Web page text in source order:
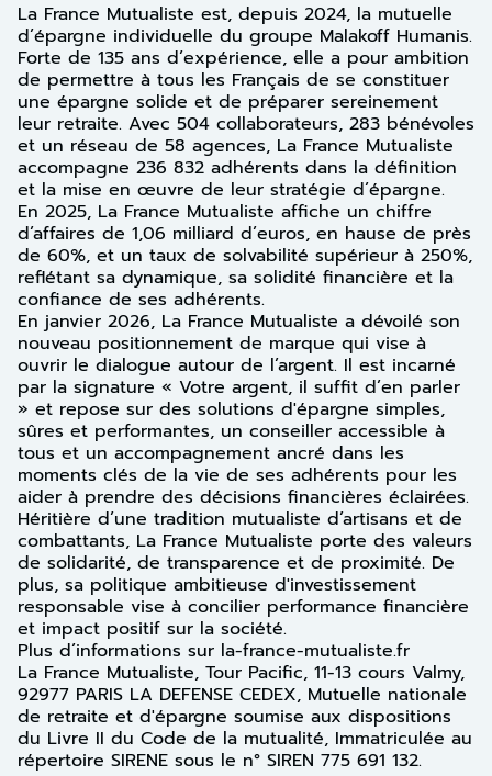
La France Mutualiste est, depuis 2024, la mutuelle
d’épargne individuelle du groupe Malakoff Humanis.
Forte de 135 ans d’expérience, elle a pour ambition
de permettre à tous les Français de se constituer
une épargne solide et de préparer sereinement
leur retraite. Avec 504 collaborateurs, 283 bénévoles
et un réseau de 58 agences, La France Mutualiste
accompagne 236 832 adhérents dans la définition
et la mise en œuvre de leur stratégie d’épargne.
En 2025, La France Mutualiste affiche un chiffre
d’affaires de 1,06 milliard d’euros, en hause de près
de 60%, et un taux de solvabilité supérieur à 250%,
reflétant sa dynamique, sa solidité financière et la
confiance de ses adhérents.
En janvier 2026, La France Mutualiste a dévoilé son
nouveau positionnement de marque qui vise à
ouvrir le dialogue autour de l’argent. Il est incarné
par la signature « Votre argent, il suffit d’en parler
» et repose sur des solutions d'épargne simples,
sûres et performantes, un conseiller accessible à
tous et un accompagnement ancré dans les
moments clés de la vie de ses adhérents pour les
aider à prendre des décisions financières éclairées.
Héritière d’une tradition mutualiste d’artisans et de
combattants, La France Mutualiste porte des valeurs
de solidarité, de transparence et de proximité. De
plus, sa politique ambitieuse d'investissement
responsable vise à concilier performance financière
et impact positif sur la société.
Plus d’informations sur la-france-mutualiste.fr
La France Mutualiste, Tour Pacific, 11-13 cours Valmy,
92977 PARIS LA DEFENSE CEDEX, Mutuelle nationale
de retraite et d'épargne soumise aux dispositions
du Livre II du Code de la mutualité, Immatriculée au
répertoire SIRENE sous le n° SIREN 775 691 132.